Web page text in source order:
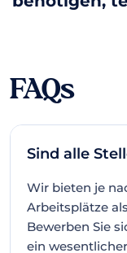
FAQs
Sind alle
Wir bieten je
Arbeitsplätze
Bewerben Sie
ein